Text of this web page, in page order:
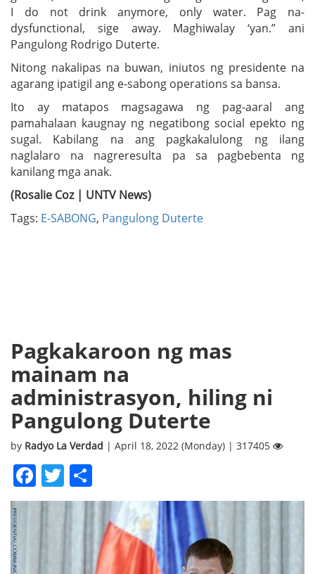
I do not drink anymore, only water. Pag na-
dysfunctional, sige away. Maghiwalay ‘yan.” ani
Pangulong Rodrigo Duterte.
Nitong nakalipas na buwan, iniutos ng presidente na
agarang ipatigil ang e-sabong operations sa bansa.
Ito ay matapos magsagawa ng pag-aaral ang
pamahalaan kaugnay ng negatibong social epekto ng
sugal. Kabilang na ang pagkakalulong ng ilang
naglalaro na nagreresulta pa sa pagbebenta ng
kanilang mga anak.
(Rosalie Coz | UNTV News)
Tags: E-SABONG, Pangulong Duterte
Pagkakaroon ng mas
mainam na
administrasyon, hiling ni
Pangulong Duterte
by Radyo La Verdad | April 18, 2022 (Monday) | 317405
Facebook
Twitter